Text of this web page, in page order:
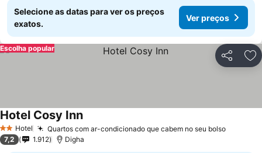
Selecione as datas para ver os preços
exatos.
Ver preços
Partilhar
Escolha popular
2 Estrelas
Hotel Quartos com ar-condicionado que cabem no seu bolso
Hotel Cosy Inn
7,2 1.912 Digha